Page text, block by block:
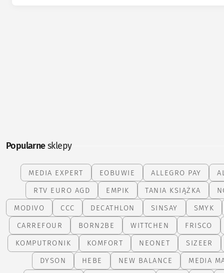
Popularnesklepy
MEDIA EXPERT EOBUWIE ALLEGRO PAY
RTV EURO AGD
EMPIK TANIA KSIĄŻKA
MODIVO
CCC DECATHLON SINSAY
SMYK
CARREFOUR
BORN2BE WITTCHEN
FRISCO
KOMPUTRONIK
KOMFORT NEONET
SIZEER
DYSON
HEBE NEW BALANCE
MEDIA